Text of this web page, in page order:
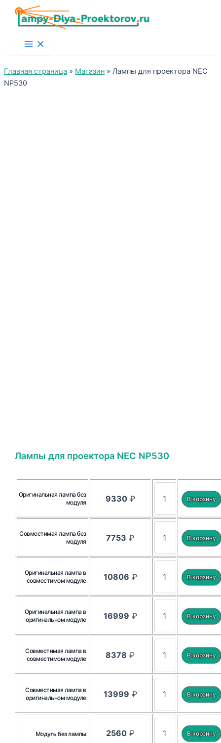
Main
Menu
Главная страница » Магазин » Лампы для проектора NEC
NP530
Лампы для проектора NEC NP530
Оригинальная лампа без
модуля
9330₽
Совместимая лампа без
модуля
7753 ₽
Оригинальная лампа в
совместимом модуле
10806 ₽
Оригинальная лампа в
оригинальном модуле
16999 ₽
Совместимая лампа в
совместимом модуле
8378 ₽
Совместимая лампа в
оригинальном модуле
13999 ₽
Модуль без лампы 2560₽